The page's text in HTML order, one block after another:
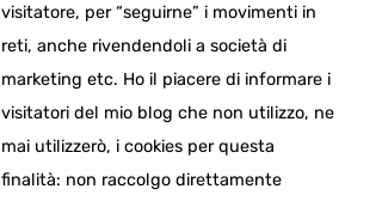
visitatore, per “seguirne” i movimenti in
reti, anche rivendendoli a società di
marketing etc. Ho il piacere di informare i
visitatori del mio blog che non utilizzo, ne
mai utilizzerò, i cookies per questa
finalità: non raccolgo direttamente